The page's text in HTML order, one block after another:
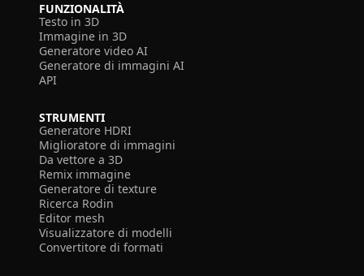
FUNZIONALITÀ
Testo in 3D
Immagine in 3D
Generatore video AI
Generatore di immagini AI
API
STRUMENTI
Generatore HDRI
Miglioratore di immagini
Da vettore a 3D
Remix immagine
Generatore di texture
Ricerca Rodin
Editor mesh
Visualizzatore di modelli
Convertitore di formati